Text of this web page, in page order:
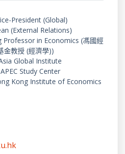
President (Global)
(External Relations)
Professor in Economics (馮國經
金教授 (經濟學))
Global Institute
Study Center
Kong Institute of Economics